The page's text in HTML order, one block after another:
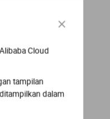
Cloud
tampilan
dalam